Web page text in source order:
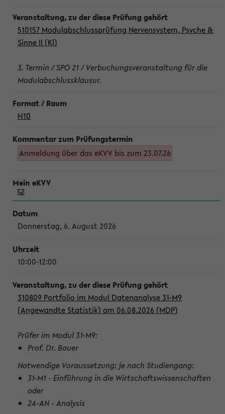
510157 Modulabschlussprüfung Nervensystem, Psyche &
Sinne II (Kl)
3. Termin / SPO 21 / Verbuchungsveranstaltung für die
Modulabschlussklausur.
H10
Anmeldung über das eKVV bis zum 23.07.26
Donnerstag, 6. August 2026
10:00-12:00
310809 Portfolio im Modul Datenanalyse 31-M9
(Angewandte Statistik) am 06.08.2026 (MDP)
Prüfer im Modul 31-M9:
Prof. Dr. Bauer
Notwendige Voraussetzung; je nach Studiengang:
31-M1 - Einführung in die Wirtschaftswissenschaften
oder
24-AN - Analysis